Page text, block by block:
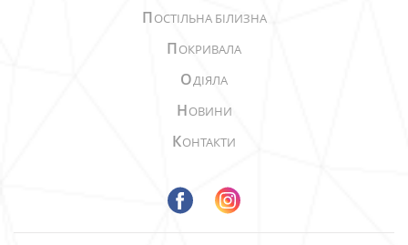
ПОСТІЛЬНА БІЛИЗНА
ПОКРИВАЛА
ОДІЯЛА
НОВИНИ
КОНТАКТИ